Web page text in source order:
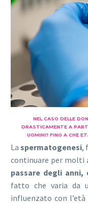
NEL CASO DELLE
DRASTICAMENTE A
UOMINI? FINO A CHE
La spermatogenesi,
continuare per molti
passare degli anni,
fatto che varia da
influenzato con